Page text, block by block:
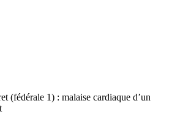
(fédérale 1) : malaise cardiaque d’un